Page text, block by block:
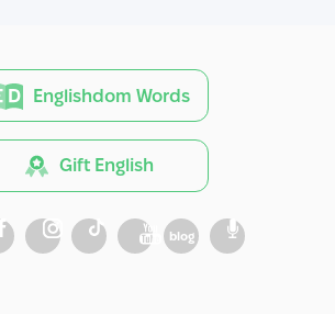
Englishdom Words
Gift English
blog